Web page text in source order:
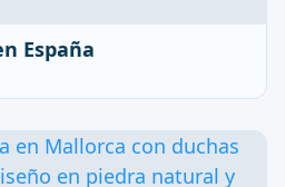
España